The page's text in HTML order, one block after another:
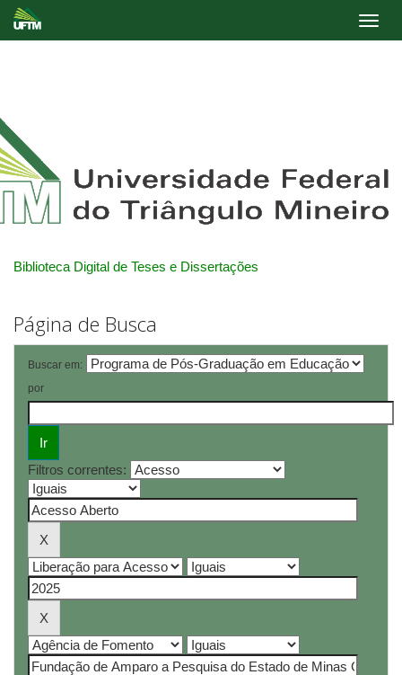
Biblioteca Digital de Teses e Dissertações
Página de Busca
Buscar em:
por
Filtros correntes: